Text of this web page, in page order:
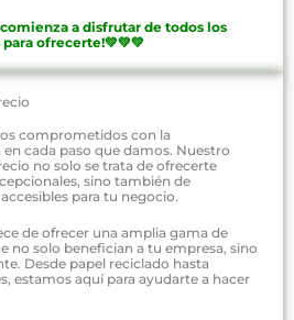
a disfrutar de todos los
ofrecerte!💚💚💚
comprometidos con la
cada paso que damos. Nuestro
no solo se trata de ofrecerte
sino también de
para tu negocio.
de ofrecer una amplia gama de
no solo benefician a tu empresa, sino
Desde papel reciclado hasta
estamos aquí para ayudarte a hacer